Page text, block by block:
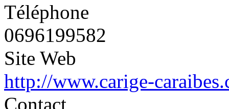
Téléphone
0696199582
Site Web
http://www.carige-
Contact